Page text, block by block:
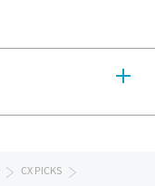
CX PICKS